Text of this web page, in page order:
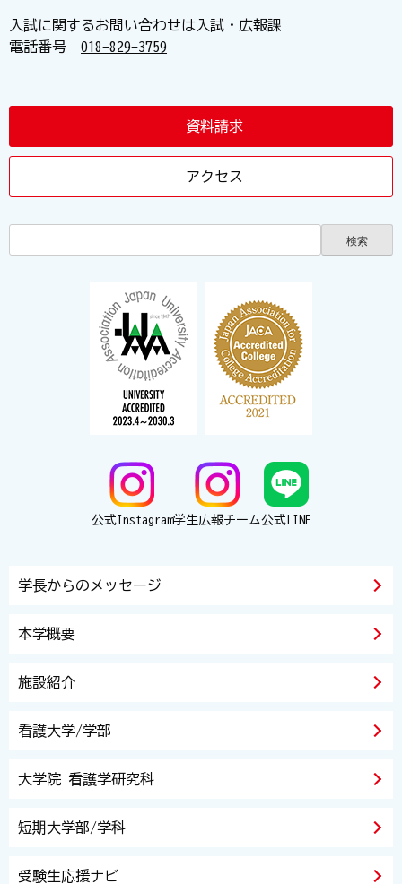
入試に関するお問い合わせは入試・広報課
電話番号 018-829-3759
資料請求
アクセス
公式Instagram学生広報チーム公式LINE
学長からのメッセージ
本学概要
施設紹介
看護大学/学部
大学院 看護学研究科
短期大学部/学科
受験生応援ナビ